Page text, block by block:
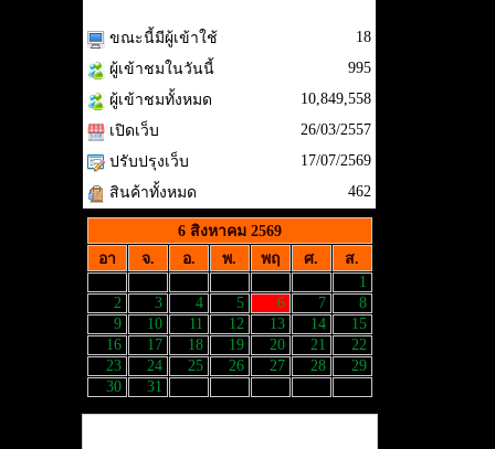
ขณะนี้มีผู้เข้าใช้
18
ผู้เข้าชมในวันนี้
995
ผู้เข้าชมทั้งหมด
10,849,558
เปิดเว็บ
26/03/2557
ปรับปรุงเว็บ
17/07/2569
สินค้าทั้งหมด
462
6 สิงหาคม 2569
อา
จ. อ. พ. พฤ ศ.
ส.
1
2
3 4 5 6 7
8
9
10 11 12 13 14
15
16
17 18 19 20 21
22
23
24 25 26 27 28
29
30
31